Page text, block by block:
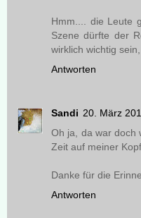
Hmm.... die Leute
Szene dürfte der
wirklich wichtig
Antworten
Sandi 20. März
Oh ja, da war doch
Zeit auf meiner
Danke für die
Antworten